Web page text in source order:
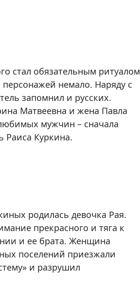
стал обязательным ритуалом
немало. Наряду с
запомнил и русских.
Матвеевна и жена Павла
мужчин – сначала
Раиса Куркина.
родилась девочка Рая.
прекрасного и тяга к
и ее брата. Женщина
поселений приезжали
и разрушил